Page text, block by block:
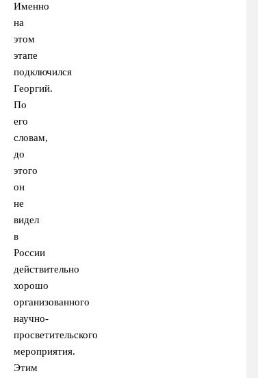
Именно
на
этом
этапе
подключился
Георгий.
По
его
словам,
до
этого
он
не
видел
в
России
действительно
хорошо
организованного
научно-
просветительского
мероприятия.
Этим